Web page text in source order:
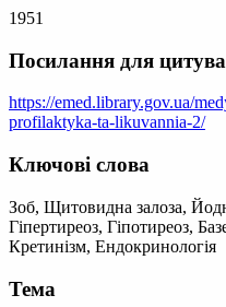
1951
Посилання для
https://emed.library.gov.ua/
profilaktyka-ta-likuvannia-2/
Ключові слова
Зоб, Щитовидна залоза,
Гіпертиреоз, Гіпотиреоз,
Кретинізм, Ендокринологія
Тема